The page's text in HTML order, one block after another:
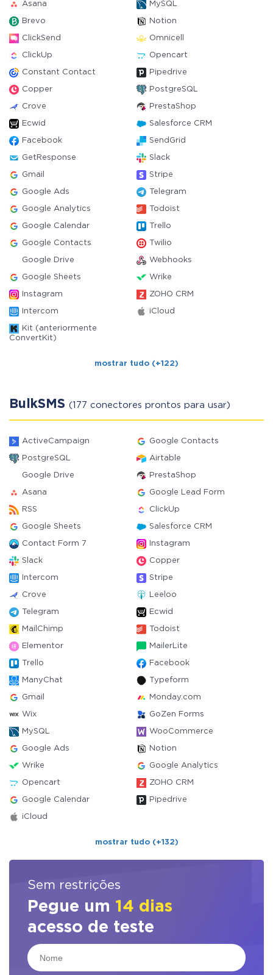
Asana MySQL
Brevo Notion
ClickSend Omnicell
ClickUp Opencart
Constant Contact Pipedrive
Copper PostgreSQL
Crove PrestaShop
Ecwid Salesforce CRM
Facebook SendGrid
GetResponse Slack
Gmail Stripe
Google Ads Telegram
Google Analytics Todoist
Google Calendar Trello
Google Contacts Twilio
Google Drive Webhooks
Google Sheets Wrike
Instagram ZOHO CRM
Intercom iCloud
Kit (anteriormente
ConvertKit)
mostrar tudo (+122)
BulkSMS (177 conectores prontos para usar)
ActiveCampaign Google Contacts
PostgreSQL Airtable
Google Drive PrestaShop
Asana Google Lead Form
RSS ClickUp
Google Sheets Salesforce CRM
Contact Form 7 Instagram
Slack Copper
Intercom Stripe
Crove Leeloo
Telegram Ecwid
MailChimp Todoist
Elementor MailerLite
Trello Facebook
ManyChat Typeform
Gmail Monday.com
Wix GoZen Forms
MySQL WooCommerce
Google Ads Notion
Wrike Google Analytics
Opencart ZOHO CRM
Google Calendar Pipedrive
iCloud
mostrar tudo (+132)
Sem restrições
Pegue um 14 dias
acesso de teste